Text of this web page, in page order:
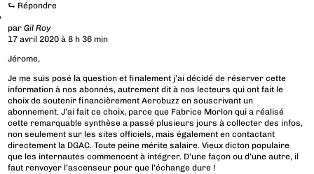
⮑ Répondre
parGil Roy
17 avril 2020 à 8 h 36 min
Jérome,
Je me suis posé la question et finalement j’ai décidé de réserver cette
information à nos abonnés, autrement dit à nos lecteurs qui ont fait le
choix de soutenir financièrement Aerobuzz en souscrivant un
abonnement. J’ai fait ce choix, parce que Fabrice Morlon qui a réalisé
cette remarquable synthèse a passé plusieurs jours à collecter des infos,
non seulement sur les sites officiels, mais également en contactant
directement la DGAC. Toute peine mérite salaire. Vieux dicton populaire
que les internautes commencent à intégrer. D’une façon ou d’une autre, il
faut renvoyer l’ascenseur pour que l’échange dure !